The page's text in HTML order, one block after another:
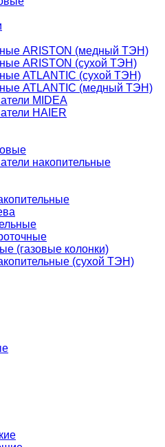
ARISTON (медный ТЭН)
ARISTON (сухой ТЭН)
ATLANTIC (сухой ТЭН)
ATLANTIC (медный ТЭН)
MIDEA
HAIER
накопительные
(газовые колонки)
(сухой ТЭН)